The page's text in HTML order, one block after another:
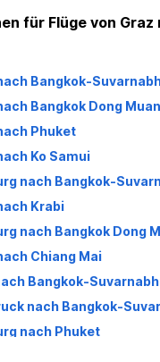
für Flüge von Graz
Bangkok-
Bangkok Dong
Phuket
Ko Samui
nach Bangkok-
Krabi
nach Bangkok Dong
Chiang Mai
Bangkok-
nach Bangkok-
nach Phuket